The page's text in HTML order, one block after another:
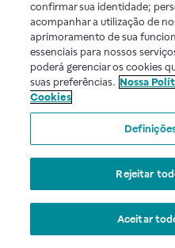
confirmar sua identidade;
acompanhar a utilização de
aprimoramento de sua
essenciais para nossos
poderá gerenciar os cookies
suas preferências. Nossa
Cookies
Rejeitar
Aceitar